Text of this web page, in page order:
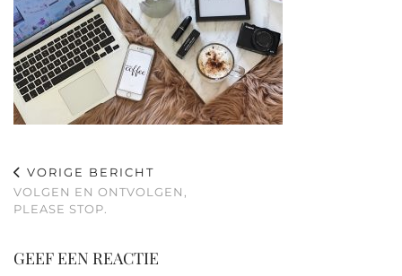
VORIGE BERICHT
VOLGEN EN ONTVOLGEN,
PLEASE STOP.
GEEF EEN REACTIE